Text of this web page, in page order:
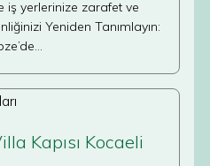
iş yerlerinize zarafet ve
Yeniden Tanımlayın:
Kapısı Kocaeli